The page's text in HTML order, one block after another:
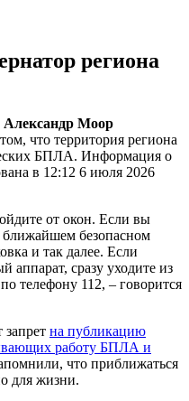
региона
Александр Моор
что территория региона
БПЛА. Информация о
в 12:12 6 июля 2026
от окон. Если вы
ближайшем безопасном
и так далее. Если
аппарат, сразу уходите из
телефону 112, – говорится
запрет на публикацию
работу БПЛА и
что приближаться
для жизни.